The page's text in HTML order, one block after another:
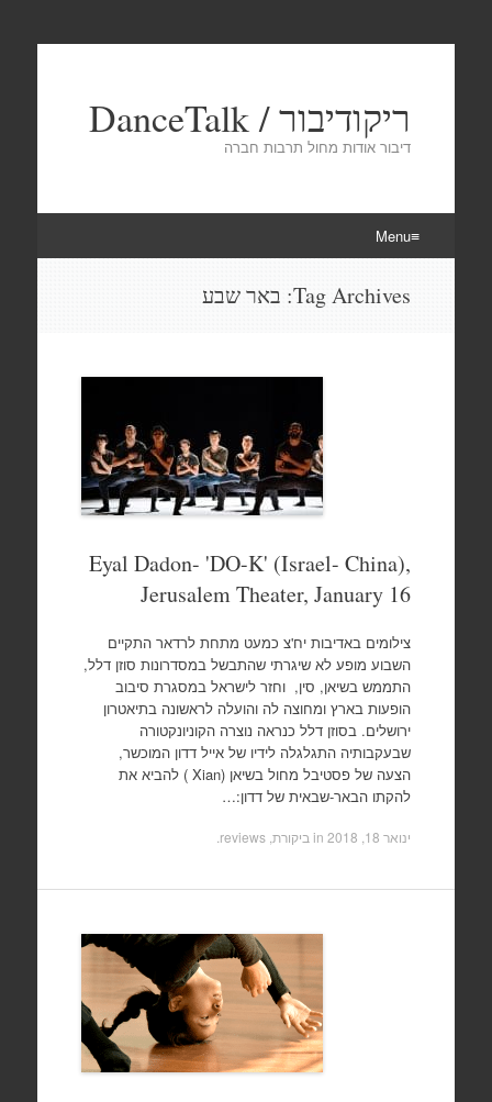
ריקודיבור / DanceTalk
דיבור אודות מחול תרבות חברה
Menu
Tag Archives: באר שבע
Eyal Dadon- 'DO-K' (Israel- China),
Jerusalem Theater, January 16
צילומים באדיבות יח'צ כמעט מתחת לרדאר התקיים
השבוע מופע לא שיגרתי שהתבשל במסדרונות סוזן דלל,
התממש בשיאן, סין, וחזר לישראל במסגרת סיבוב
הופעות בארץ ומחוצה לה והועלה לראשונה בתיאטרון
ירושלים. בסוזן דלל כנראה נוצרה הקוניונקטורה
שבעקבותיה התגלגלה לידיו של אייל דדון המוכשר,
הצעה של פסטיבל מחול בשיאן (Xian ) להביא את
להקתו הבאר-שבאית של דדון:…
ינואר 18, 2018 in ביקורת, reviews